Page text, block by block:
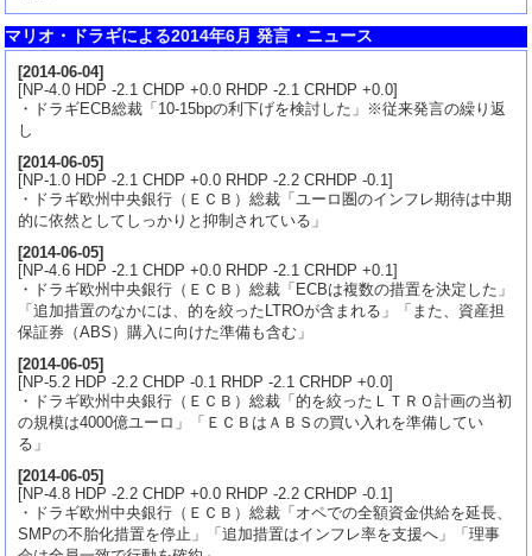
マリオ・ドラギによる2014年6月 発言・ニュース
[2014-06-04]
[NP-4.0 HDP -2.1 CHDP +0.0 RHDP -2.1 CRHDP +0.0]
・ドラギECB総裁「10-15bpの利下げを検討した」※従来発言の繰り返
し
[2014-06-05]
[NP-1.0 HDP -2.1 CHDP +0.0 RHDP -2.2 CRHDP -0.1]
・ドラギ欧州中央銀行（ＥＣＢ）総裁「ユーロ圏のインフレ期待は中期
的に依然としてしっかりと抑制されている」
[2014-06-05]
[NP-4.6 HDP -2.1 CHDP +0.0 RHDP -2.1 CRHDP +0.1]
・ドラギ欧州中央銀行（ＥＣＢ）総裁「ECBは複数の措置を決定した」
「追加措置のなかには、的を絞ったLTROが含まれる」「また、資産担
保証券（ABS）購入に向けた準備も含む」
[2014-06-05]
[NP-5.2 HDP -2.2 CHDP -0.1 RHDP -2.1 CRHDP +0.0]
・ドラギ欧州中央銀行（ＥＣＢ）総裁「的を絞ったＬＴＲＯ計画の当初
の規模は4000億ユーロ」「ＥＣＢはＡＢＳの買い入れを準備してい
る」
[2014-06-05]
[NP-4.8 HDP -2.2 CHDP +0.0 RHDP -2.2 CRHDP -0.1]
・ドラギ欧州中央銀行（ＥＣＢ）総裁「オペでの全額資金供給を延長、
SMPの不胎化措置を停止」「追加措置はインフレ率を支援へ」「理事